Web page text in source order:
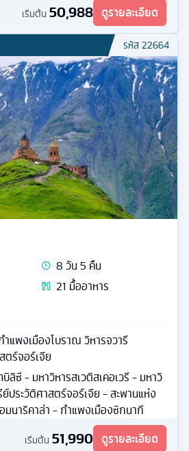
เริ่มต้น 50,988 ดูรายละเอียด
รหัส22664
8วัน5 คืน
21 มื้ออาหาร
ำแพงเมืองโบราณ วิหารจวารี
ตร์จอร์เจีย
ลิซี - มหาวิหารสเวติสเคอเวรี - มหาวิ
ประวัติศาสตร์จอร์เจีย - สะพานแห่ง
นาริคาล่า - กำแพงเมืองซิกนากี
เริ่มต้น 51,990 ดูรายละเอียด